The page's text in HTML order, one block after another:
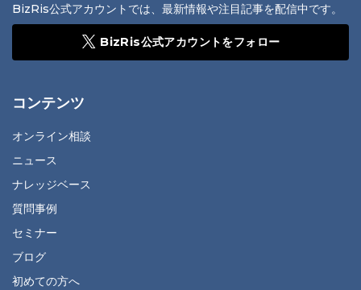
BizRis公式アカウントでは、最新情報や注目記事を配信中です。
BizRis公式アカウントをフォロー
コンテンツ
オンライン相談
ニュース
ナレッジベース
質問事例
セミナー
ブログ
初めての方へ